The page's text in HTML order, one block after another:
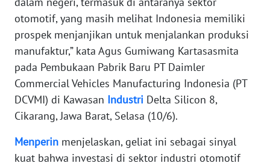
otomotif, yang masih melihat Indonesia memiliki
prospek menjanjikan untuk menjalankan produksi
manufaktur,” kata Agus Gumiwang Kartasasmita
pada Pembukaan Pabrik Baru PT Daimler
Commercial Vehicles Manufacturing Indonesia (PT
DCVMI) di Kawasan Industri Delta Silicon 8,
Cikarang, Jawa Barat, Selasa (10/6).
Menperin menjelaskan, geliat ini sebagai sinyal
kuat bahwa investasi di sektor industri otomotif
Wahana
News
Regional
WN
SUMUT